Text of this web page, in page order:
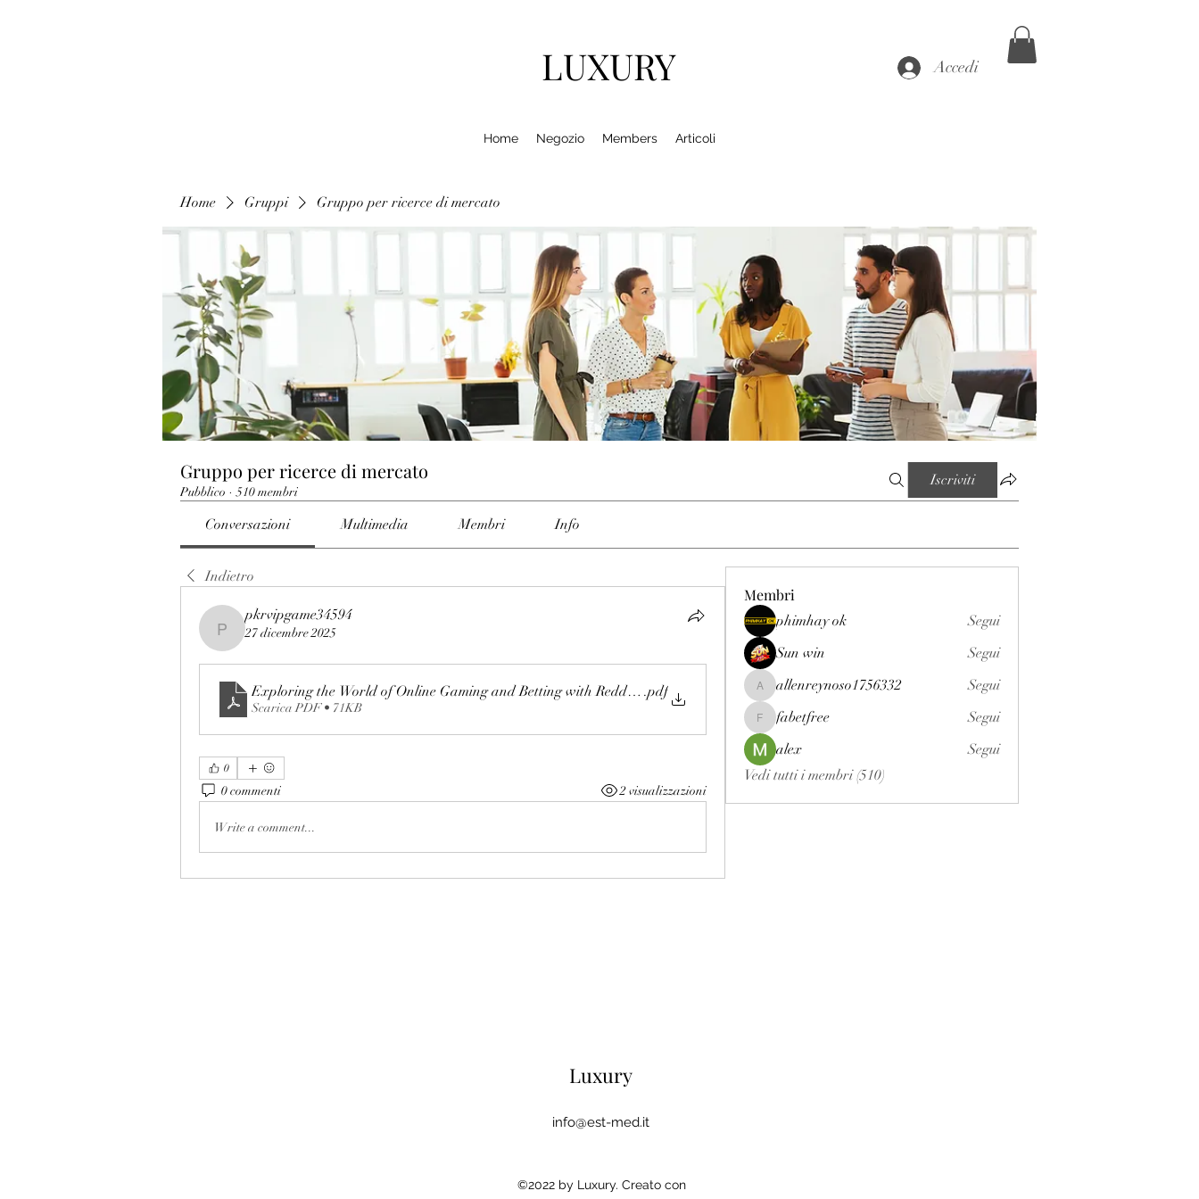
LUXURY Accedi
Home Negozio Members Articoli
Home Gruppi Gruppo per ricerce di mercato
Gruppo per ricerce di mercato
Pubblico · 510 membri
Iscriviti
Conversazioni Multimedia Membri Info
Indietro
pkrvipgame34594
pkrvipgame34594
27 dicembre 2025
Exploring the World of Online Gaming and Betting with Reddy Anna
.pdf
Scarica PDF • 71KB
0
0 commenti 2 visualizzazioni
Write a comment...
Membri
phimhay ok
Segui
Sun win
Segui
allenreynoso1756332
allenreynoso1756332 Segui
fabetfree
fabetfree
Segui
alex
Segui
Vedi tutti i membri (510)
Luxury
info@est-med.it
©2022 by Luxury. Creato con